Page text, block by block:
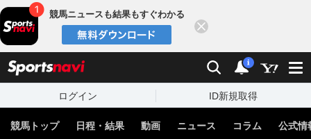
競馬ニュースも結果もすぐわかる
検索 通知
i
ログイン ID新規取得
競馬トップ 日程・結果 動画 ニュース コラム 公式情